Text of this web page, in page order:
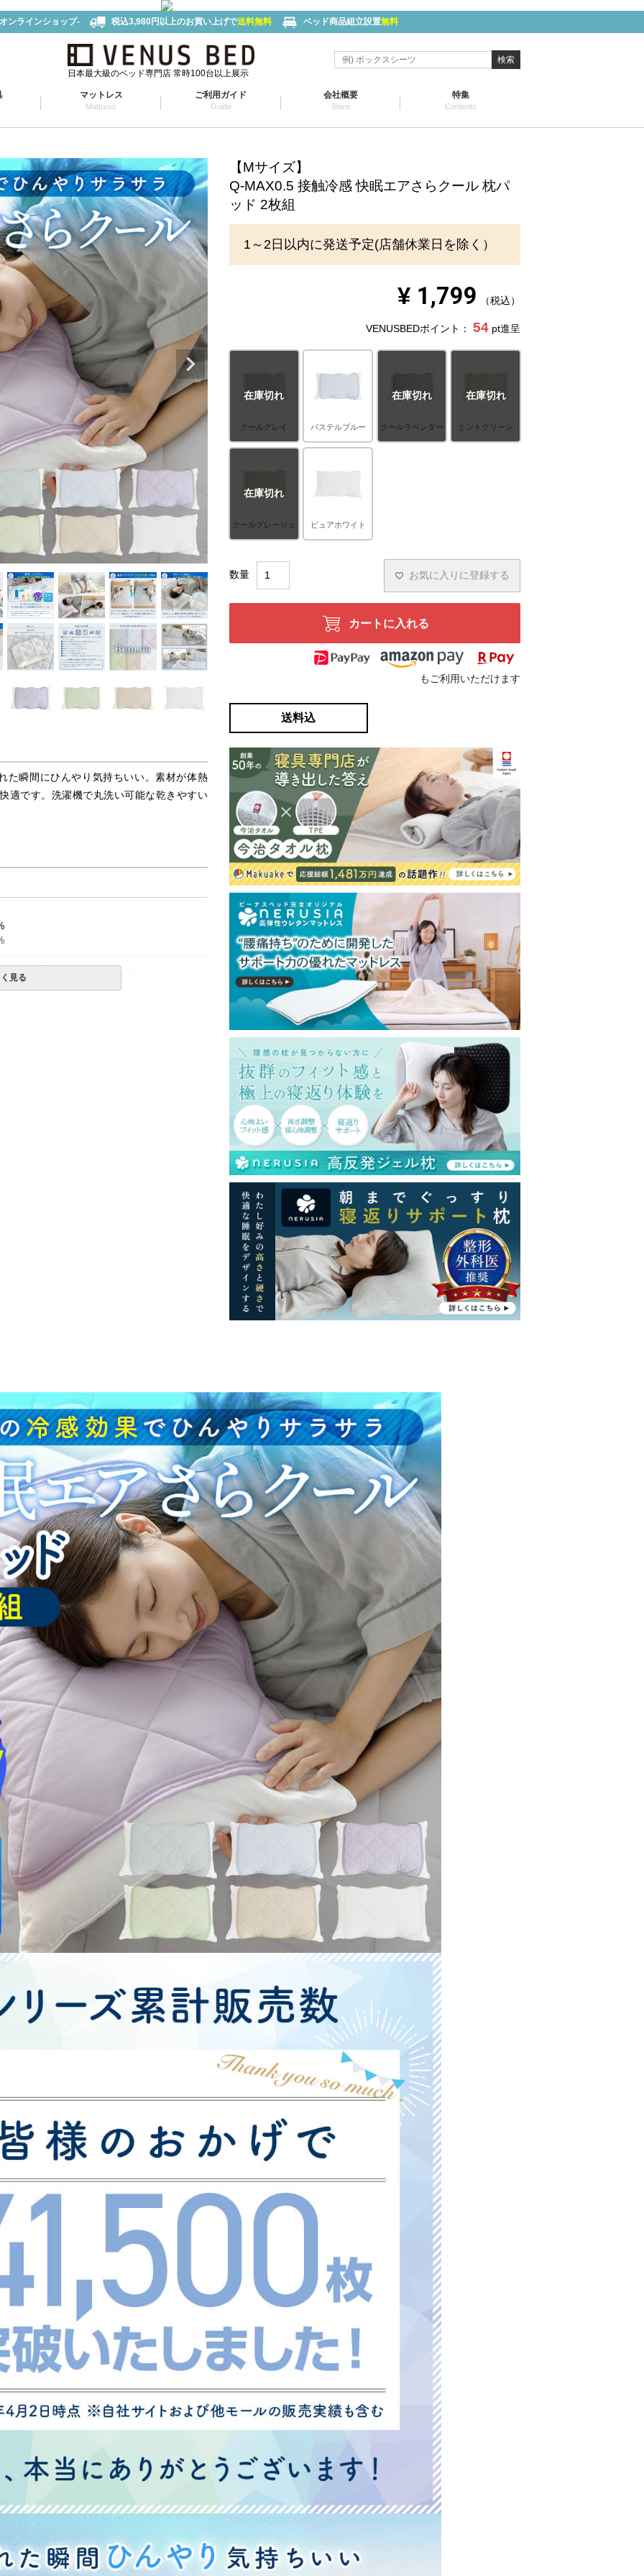
ンラインショップ- 税込3,980円以上のお買い上げで送料無料 ベッド商品組立設置無料
日本最大級のベッド専門店 常時100台以上展示
検索
マットレス
Mattress
ご利用ガイド
Guide
会社概要
Store
特集
Contents
た瞬間にひんやり気持ちいい。素材が体熱
適です。洗濯機で丸洗い可能な乾きやすい
用は絶対にお避けください。
、単独洗いをお勧めします。
見る
【Mサイズ】
Q-MAX0.5 接触冷感 快眠エアさらクール 枕パ
ッド 2枚組
1～2日以内に発送予定(店舗休業日を除く）
¥ 1,799 税込
VENUSBEDポイント： 54 pt進呈
クールグレイ
在庫切れ
パステルブルー クールラベンダー
在庫切れ
ミントグリーン
在庫切れ
クールグレージュ
在庫切れ
ピュアホワイト
お気に入りに登録する
カートに入れる
もご利用いただけます
送料込